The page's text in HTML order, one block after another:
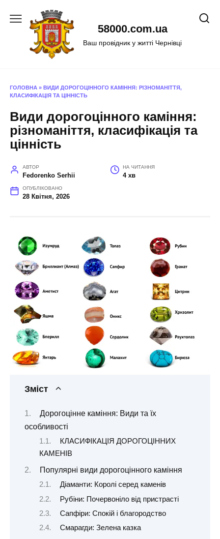
58000.com.ua
Ваш провідник у житті Чернівці
ГОЛОВНА » ВИДИ ДОРОГОЦІННОГО КАМІННЯ: РІЗНОМАНІТТЯ,
КЛАСИФІКАЦІЯ ТА ЦІННІСТЬ
Види дорогоцінного каміння:
різноманіття, класифікація та
цінність
АВТОР
Fedorenko Serhii
НА ЧИТАННЯ
4 хв
ОПУБЛІКОВАНО
28 Квітня, 2026
Зміст
Дорогоцінне каміння: Види та їх
особливості
КЛАСИФІКАЦІЯ ДОРОГОЦІННИХ
КАМЕНІВ
Популярні види дорогоцінного каміння
Діаманти: Королі серед каменів
Рубіни: Почервоніло від пристрасті
Сапфіри: Спокій і благородство
Смарагди: Зелена казка